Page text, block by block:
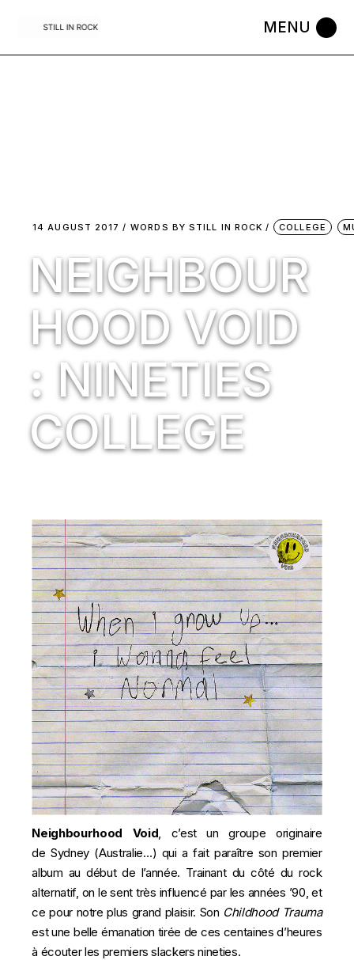
14 AUGUST 2017 WORDS BYSTILL IN ROCK COLLEGE
NEIGHBOUR
HOOD VOID
: NINETIES
COLLEGE
Neighbourhood Void, c’est un groupe originaire
de Sydney (Australie…) qui a fait paraître son premier
album au début de l’année. Trainant du côté du rock
alternatif, on le sent très influencé par les années ’90, et
ce pour notre plus grand plaisir. Son Childhood Trauma
est une belle émanation tirée de ces centaines d’heures
à écouter les premiers slackers nineties.